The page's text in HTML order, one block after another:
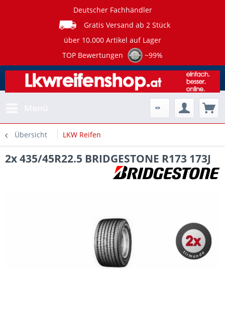
Deutscher Fachhändler
Gratis Versand ab 2 Stück
über 10.000 Artikel auf Lager
TOP Bewertungen
~99%
Übersicht LKW Reifen
2x 435/45R22.5 BRIDGESTONE R173 173J